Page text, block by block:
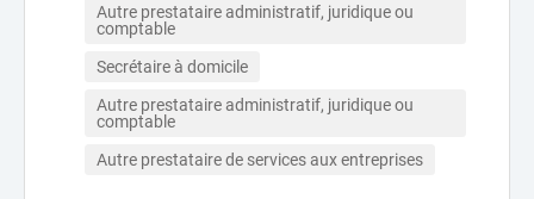
Autre prestataire administratif, juridique ou
comptable
Secrétaire à domicile
Autre prestataire administratif, juridique ou
comptable
Autre prestataire de services aux entreprises